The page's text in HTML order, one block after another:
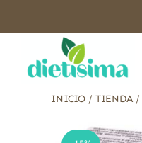
INICIO / TIENDA/